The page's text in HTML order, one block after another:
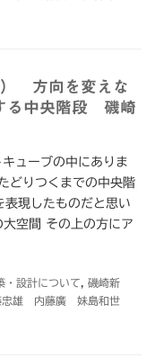
） 方向を変えな
る中央階段 磯崎
ューブの中にありま
どりつくまでの中央階
表現したものだと思い
大空間 その上の方にア
・設計について
磯崎新
忠雄 内藤廣 妹島和世